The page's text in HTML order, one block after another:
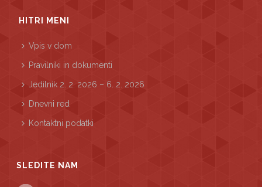
HITRI MENI
Vpis v dom
Pravilniki in dokumenti
Jedilnik 2. 2. 2026 – 6. 2. 2026
Dnevni red
Kontaktni podatki
SLEDITE NAM